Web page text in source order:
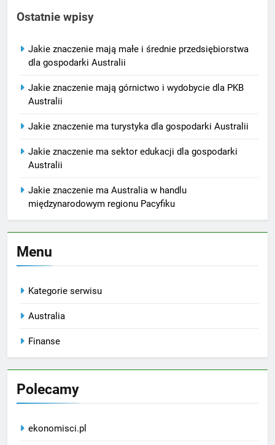
Ostatnie wpisy
Jakie znaczenie mają małe i średnie przedsiębiorstwa
dla gospodarki Australii
Jakie znaczenie mają górnictwo i wydobycie dla PKB
Australii
Jakie znaczenie ma turystyka dla gospodarki Australii
Jakie znaczenie ma sektor edukacji dla gospodarki
Australii
Jakie znaczenie ma Australia w handlu
międzynarodowym regionu Pacyfiku
Menu
Kategorie serwisu
Australia
Finanse
Polecamy
ekonomisci.pl